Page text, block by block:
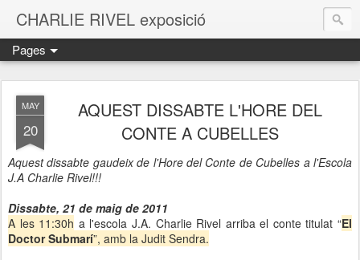
CHARLIE RIVEL exposició
Pages
MAY
20
AQUEST DISSABTE L'HORE DEL
CONTE A CUBELLES
Aquest dissabte gaudeix de l'Hore del Conte de Cubelles a l'Escola
J.A Charlie Rivel!!!
Dissabte, 21 de maig de 2011
A les 11:30h a l'escola J.A. Charlie Rivel arriba el conte titulat “El
Doctor Submarí”, amb la Judit Sendra.